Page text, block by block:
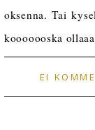
oksenna. Tai
kooooooska
EI